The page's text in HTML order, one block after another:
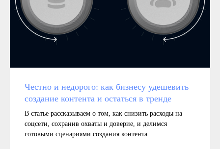
Честно и недорого: как бизнесу удешевить
создание контента и остаться в тренде
В статье рассказываем о том, как снизить расходы на
соцсети, сохранив охваты и доверие, и делимся
готовыми сценариями создания контента.